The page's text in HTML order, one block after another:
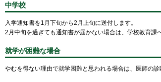
中学校
入学通知書を1月下旬から2月上旬に送付します。
2月中旬を過ぎても通知書が届かない場合は、学校教育課
就学が困難な場合
やむを得ない理由で就学困難と思われる場合は、医師の